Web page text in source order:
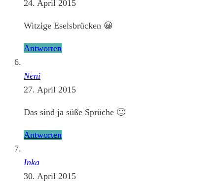
24. April 2015
Witzige Eselsbrücken 😀
Antworten
Neni
27. April 2015
Das sind ja süße Sprüche 🙂
Antworten
Inka
30. April 2015